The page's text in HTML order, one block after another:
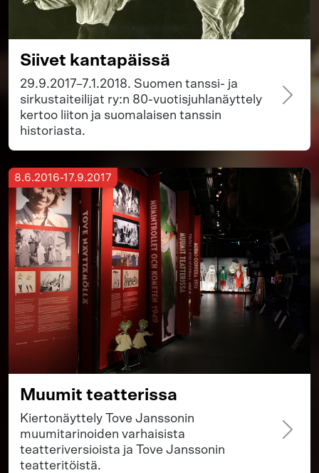
Siivet kantapäissä
29.9.2017–7.1.2018. Suomen tanssi- ja
sirkustaiteilijat ry:n 80-vuotisjuhlanäyttely
kertoo liiton ja suomalaisen tanssin
historiasta.
8.6.2016-17.9.2017
Muumit teatterissa
Kiertonäyttely Tove Janssonin
muumitarinoiden varhaisista
teatteriversioista ja Tove Janssonin
teatteritöistä.